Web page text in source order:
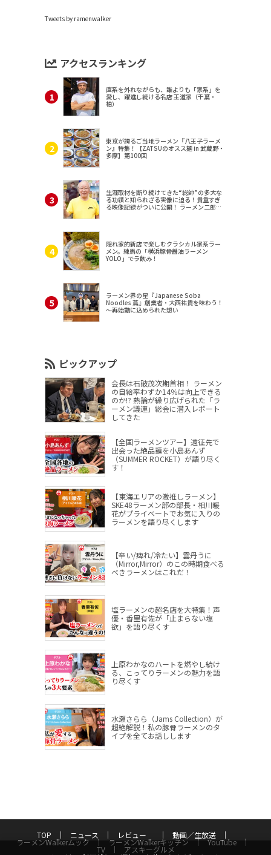
Tweets by ramenwalker
アクセスランキング
直系を外れながらも、誰よりも「家系」を
愛し、躍進し続ける名店 王道家（千葉・
柏）
東京が誇るご当地ラーメン『八王子ラーメ
ン』特集！【ZATSUのオスス麺 in 武蔵野・
多摩】第100回
生涯取材を断り続けてきた“総帥”の多大な
る功績と知られざる実像に迫る！貴重すぎ
る映像記録がついに公開！ ラーメン二郎
隠れ家的新店で楽しむクラシカル家系ラー
メン。練馬の「横浜豚骨醤油ラーメン
YOLO」でラ飲み！
ラーメン界の星『Japanese Soba
Noodles 蔦』創業者・大西祐貴を味わう！
～再始動に込められた想い
ピックアップ
会長は石破茂次期首相！ ラーメン
の自給率わずか14％は向上できる
のか!? 熱論が繰り広げられた「ラ
ーメン議連」総会に潜入レポート
してきた
【全国ラーメンツアー】遠征先で
出会った絶品麺を小島あんず
（SUMMER ROCKET）が語り尽く
す！
【東海エリアの激推しラーメン】
SKE48ラーメン部の部長・相川暖
花がプライベートでお気に入りの
ラーメンを語り尽くします
【辛い/痺れ/冷たい】雲丹うに
（Mirror,Mirror）のこの時期食べる
べきラーメンはこれだ！
塩ラーメンの超名店を大特集！声
優・香里有佐が「止まらない塩
欲」を語り尽くす
上原わかなのハートを燃やし続け
る、こってりラーメンの魅力を語
り尽くす
水瀬さらら（Jams Collection）が
超絶解説！私の豚骨ラーメンのタ
イプを全てお話しします
TOP ニュース レビュー 動画／生放送
ラーメンWalkerムック ラーメンWalkerキッチン YouTube
TV アスキーグルメ